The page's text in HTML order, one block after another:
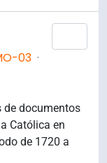
03 ·
de documentos
Católica en
de 1720 a